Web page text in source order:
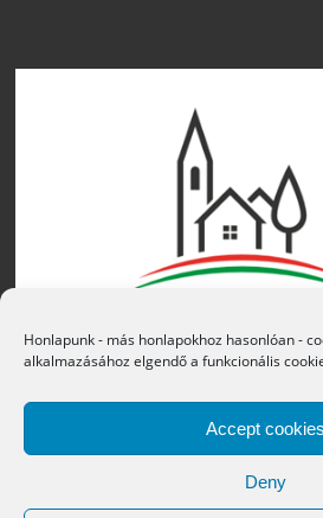
Honlapunk - más honlapokhoz hasonlóan -
alkalmazásához elgendő a funkcionális
Accept cookies
Deny